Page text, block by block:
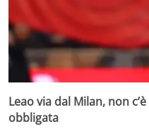
Leao via dal Milan, non
obbligata